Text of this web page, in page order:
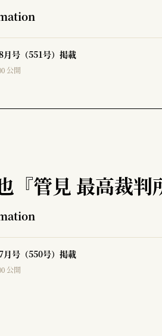
号（551号）掲載
公開
『管見 最高裁判
号（550号）掲載
公開